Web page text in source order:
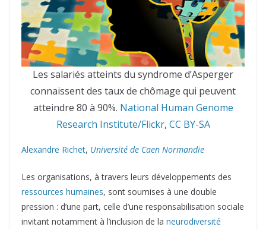
Les salariés atteints du syndrome d’Asperger
connaissent des taux de chômage qui peuvent
atteindre 80 à 90%. National Human Genome
Research Institute/Flickr, CC BY-SA
Alexandre Richet, Université de Caen Normandie
Les organisations, à travers leurs développements des
ressources humaines, sont soumises à une double
pression : d’une part, celle d’une responsabilisation sociale
invitant notamment à l’inclusion de la neurodiversité